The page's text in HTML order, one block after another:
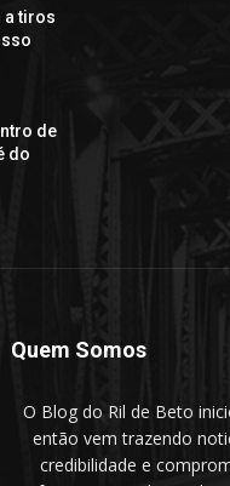
a tiros
de
do
Quem Somos
O Blog do Ril de Beto
então vem trazendo
credibilidade e